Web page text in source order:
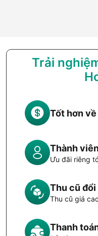
Trải
Tốt hơn về
Thành
Ưu đãi riêng
Thu cũ đổi
Thu cũ giá
Thanh